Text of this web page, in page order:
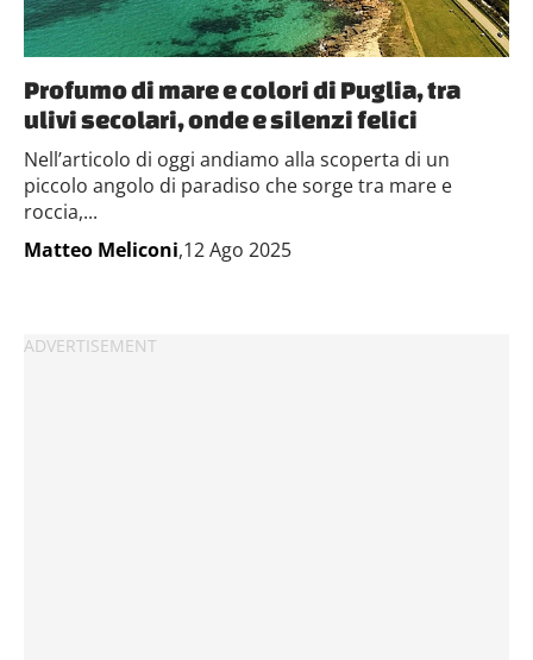
Profumo di mare e colori di Puglia, tra
ulivi secolari, onde e silenzi felici
Nell’articolo di oggi andiamo alla scoperta di un
piccolo angolo di paradiso che sorge tra mare e
roccia,...
Matteo Meliconi,12 Ago 2025